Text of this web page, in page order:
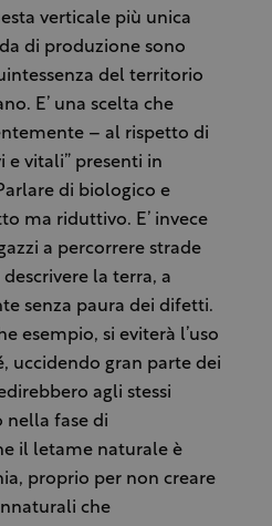
verticale più unica
di produzione sono
del territorio
E’ una scelta che
– al rispetto di
e vitali” presenti in
di biologico e
ma riduttivo. E’ invece
a percorrere strade
la terra, a
senza paura dei difetti.
esempio, si eviterà l’uso
uccidendo gran parte dei
agli stessi
nella fase di
il letame naturale è
proprio per non creare
che